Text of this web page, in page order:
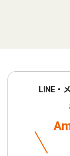
LINE・